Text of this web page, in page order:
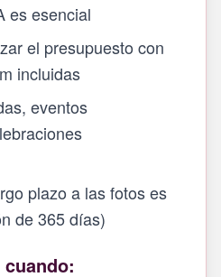
es esencial
el presupuesto con
incluidas
eventos
plazo a las fotos es
de 365 días)